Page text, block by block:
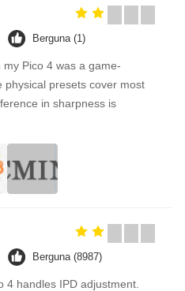
Berguna (1)
Pico 4 was a game-
physical presets cover most
in sharpness is
Berguna (8987)
4 handles IPD adjustment.